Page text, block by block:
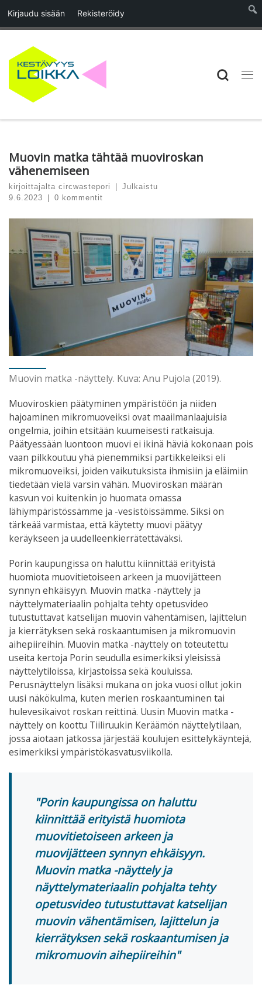
Kirjaudu sisään Rekisteröidy
Skip to content
Muovin matka tähtää muoviroskan
vähenemiseen
kirjoittajalta circwastepori
Julkaistu
9.6.2023
0 kommentit
Muovin matka -näyttely. Kuva: Anu Pujola (2019).
Muoviroskien päätyminen ympäristöön ja niiden
hajoaminen mikromuoveiksi ovat maailmanlaajuisia
ongelmia, joihin etsitään kuumeisesti ratkaisuja.
Päätyessään luontoon muovi ei ikinä häviä kokonaan pois
vaan pilkkoutuu yhä pienemmiksi partikkeleiksi eli
mikromuoveiksi, joiden vaikutuksista ihmisiin ja eläimiin
tiedetään vielä varsin vähän. Muoviroskan määrän
kasvun voi kuitenkin jo huomata omassa
lähiympäristössämme ja -vesistöissämme. Siksi on
tärkeää varmistaa, että käytetty muovi päätyy
keräykseen ja uudelleenkierrätettäväksi.
Porin kaupungissa on haluttu kiinnittää erityistä
huomiota muovitietoiseen arkeen ja muovijätteen
synnyn ehkäisyyn. Muovin matka -näyttely ja
näyttelymateriaalin pohjalta tehty opetusvideo
tutustuttavat katselijan muovin vähentämisen, lajittelun
ja kierrätyksen sekä roskaantumisen ja mikromuovin
aihepiireihin. Muovin matka -näyttely on toteutettu
useita kertoja Porin seudulla esimerkiksi yleisissä
näyttelytiloissa, kirjastoissa sekä kouluissa.
Perusnäyttelyn lisäksi mukana on joka vuosi ollut jokin
uusi näkökulma, kuten merien roskaantuminen tai
hulevesikaivot roskan reittinä. Uusin Muovin matka -
näyttely on koottu Tiiliruukin Keräämön näyttelytilaan,
jossa aiotaan jatkossa järjestää koulujen esittelykäyntejä,
esimerkiksi ympäristökasvatusviikolla.
Porin kaupungissa on haluttu
kiinnittää erityistä huomiota
muovitietoiseen arkeen ja
muovijätteen synnyn ehkäisyyn.
Muovin matka -näyttely ja
näyttelymateriaalin pohjalta tehty
opetusvideo tutustuttavat katselijan
muovin vähentämisen, lajittelun ja
kierrätyksen sekä roskaantumisen ja
mikromuovin aihepiireihin